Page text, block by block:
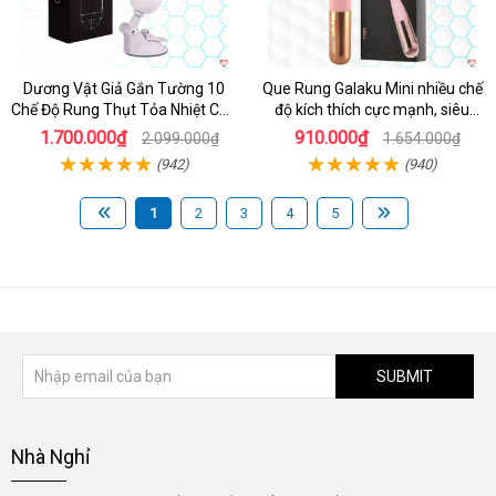
Dương Vật Giả Gắn Tường 10
Chế Độ Rung Thụt Tỏa Nhiệt Cao
Cấp
1.700.000₫ 2.099.000₫
(942)
Que Rung Galaku Mini nhiều chế
độ kích thích cực mạnh, siêu
sướng
910.000₫ 1.654.000₫
(940)
1 2 3 4 5
SUBMIT
Nhà Nghỉ